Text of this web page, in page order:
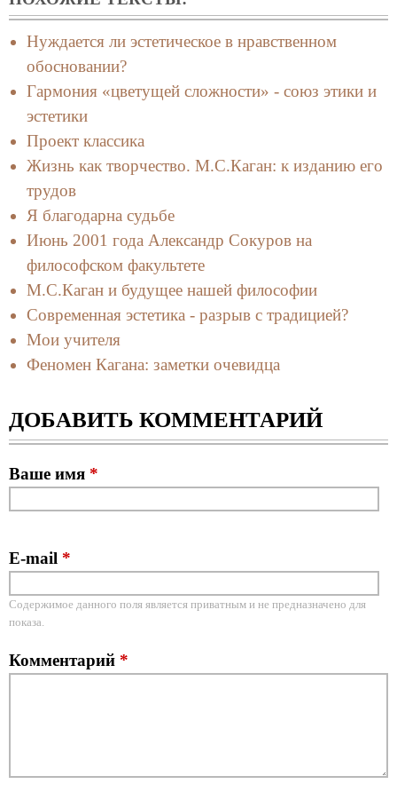
Нуждается ли эстетическое в нравственном
обосновании?
Гармония «цветущей сложности» - союз этики и
эстетики
Проект классика
Жизнь как творчество. М.С.Каган: к изданию его
трудов
Я благодарна судьбе
Июнь 2001 года Александр Сокуров на
философском факультете
М.С.Каган и будущее нашей философии
Современная эстетика - разрыв с традицией?
Мои учителя
Феномен Кагана: заметки очевидца
ДОБАВИТЬ КОММЕНТАРИЙ
Ваше имя *
E-mail *
Содержимое данного поля является приватным и не предназначено для
показа.
Комментарий *